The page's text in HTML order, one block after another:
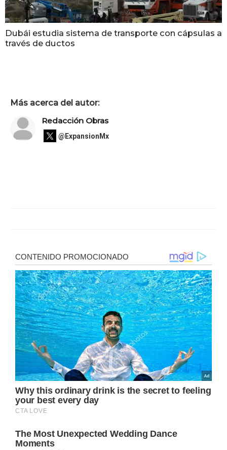
Dubái estudia sistema de transporte con cápsulas a
través de ductos
Más acerca del autor:
Redacción Obras
@ExpansionMx